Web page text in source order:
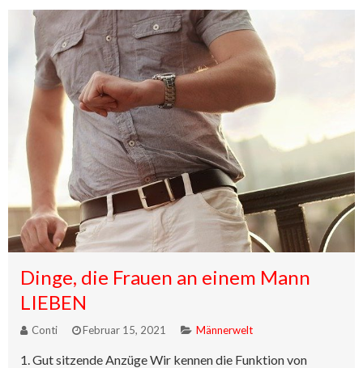
Dinge, die Frauen an einem Mann
LIEBEN
Conti Februar 15, 2021 Männerwelt
1. Gut sitzende Anzüge Wir kennen die Funktion von